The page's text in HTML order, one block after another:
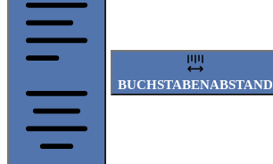
BUCHSTABENABSTAND